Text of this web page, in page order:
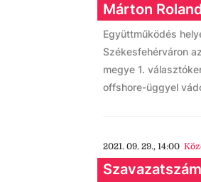
Márton
Együttműködés
Székesfehérváron
megye 1.
offshore-üggyel
2021. 09. 29., 14:00